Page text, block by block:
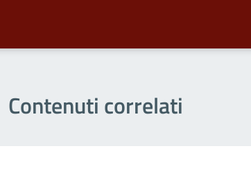
Contenuti correlati